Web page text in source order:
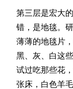
第三层是宏大
错，是地毯。
薄薄的地毯片
黑、灰、白这
试过吃那些花
张床，白色羊